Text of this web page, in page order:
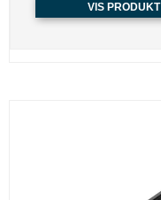
VIS PRODUKT